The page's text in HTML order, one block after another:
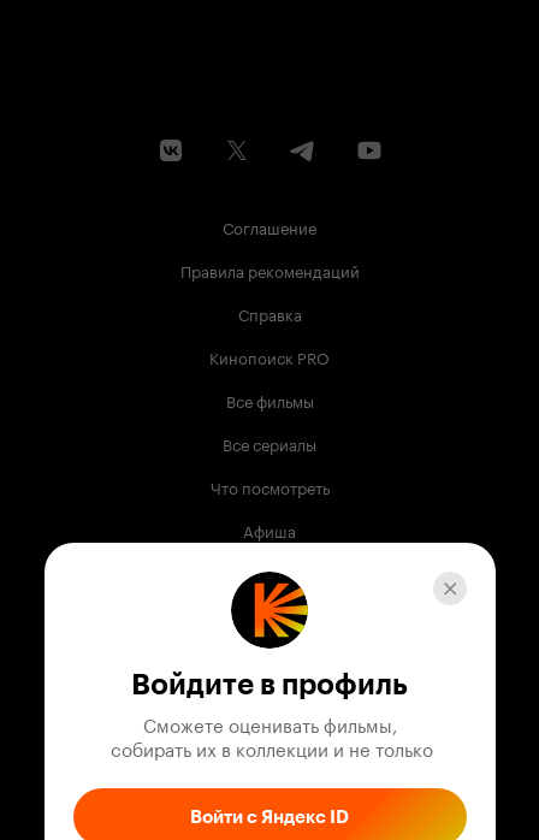
Соглашение
Правила рекомендаций
Справка
Кинопоиск PRO
Все фильмы
Все сериалы
Что посмотреть
Афиша
Музыка
Телепрограмма
Служба поддержки
Войдите в профиль
Сможете оценивать фильмы,
собирать их в коллекции и не только
Войти с Яндекс ID